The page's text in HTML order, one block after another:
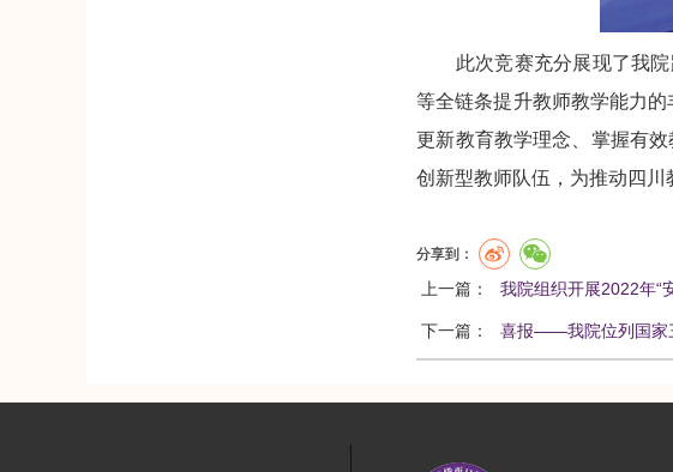
此次竞赛充分展现了我院践
等全链条提升教师教学能力的
更新教育教学理念、掌握有
创新型教师队伍，为推动四川
分享到：
上一篇： 我院组织开展2022年“
下一篇： 喜报——我院位列国家